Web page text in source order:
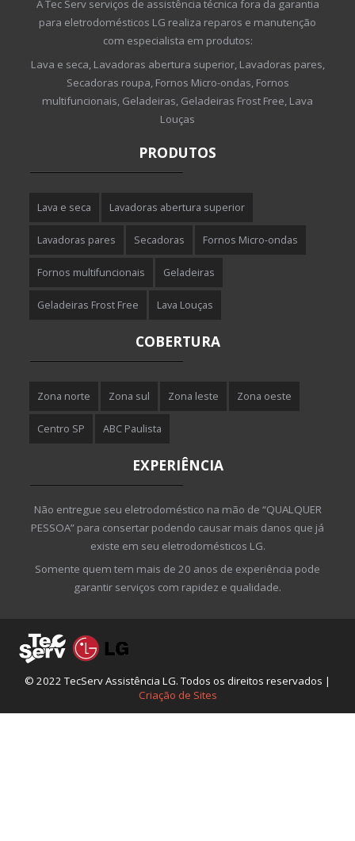
A Tec Serv serviços de assistência técnica fora da garantia
para eletrodomésticos LG realiza reparos e manutenção
com especialista em produtos:
Lava e seca, Lavadoras abertura superior, Lavadoras pares,
Secadoras roupa, Fornos Micro-ondas, Fornos
multifuncionais, Geladeiras, Geladeiras Frost Free, Lava
Louças
PRODUTOS
Lava e seca Lavadoras abertura superior
Lavadoras pares Secadoras Fornos Micro-ondas
Fornos multifuncionais Geladeiras
Geladeiras Frost Free Lava Louças
COBERTURA
Zona norte Zona sul Zona leste Zona oeste
Centro SP ABC Paulista
EXPERIÊNCIA
Não entregue seu eletrodoméstico na mão de “QUALQUER
PESSOA” para consertar podendo causar mais danos que já
existe em seu eletrodomésticos LG.
Somente quem tem mais de 20 anos de experiência pode
garantir serviços com rapidez e qualidade.
© 2022 TecServ Assistência LG. Todos os direitos reservados |
Criação de Sites